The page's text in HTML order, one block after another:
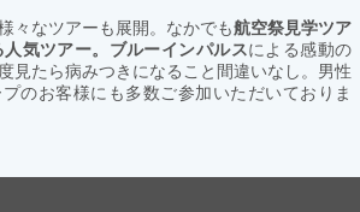
々なツアーも展開。なかでも航空祭見学ツア
気ツアー。ブルーインパルスによる感動の
見たら病みつきになること間違いなし。男性
のお客様にも多数ご参加いただいておりま